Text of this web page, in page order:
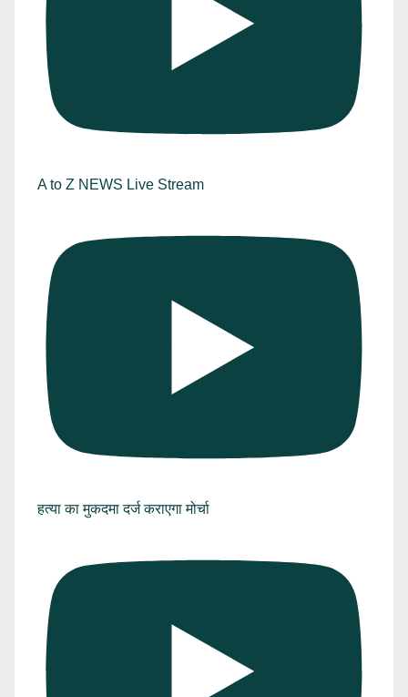
A to Z NEWS Live Stream
हत्या का मुकदमा दर्ज कराएगा मोर्चा